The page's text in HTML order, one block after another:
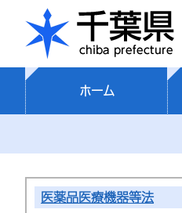
ホーム
医薬品医療機器等法